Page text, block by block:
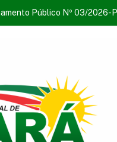
Público Nº 03/2026-